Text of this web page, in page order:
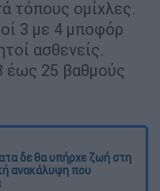
τόπους ομίχλες.
3 με 4 μποφόρ
ασθενείς.
έως 25 βαθμούς
δε θα υπήρχε ζωή στη
ανακάλυψη που